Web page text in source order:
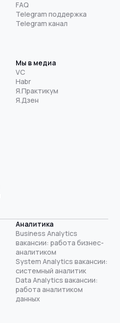
FAQ
Telegram поддержка
Telegram канал
Мы в медиа
VC
Habr
Я.Практикум
Я.Дзен
Аналитика
Business Analytics
вакансии: работа бизнес-
аналитиком
System Analytics вакансии:
системный аналитик
Data Analytics вакансии:
работа аналитиком
данных